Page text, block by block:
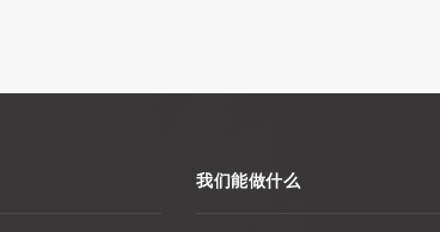
我们能做什么